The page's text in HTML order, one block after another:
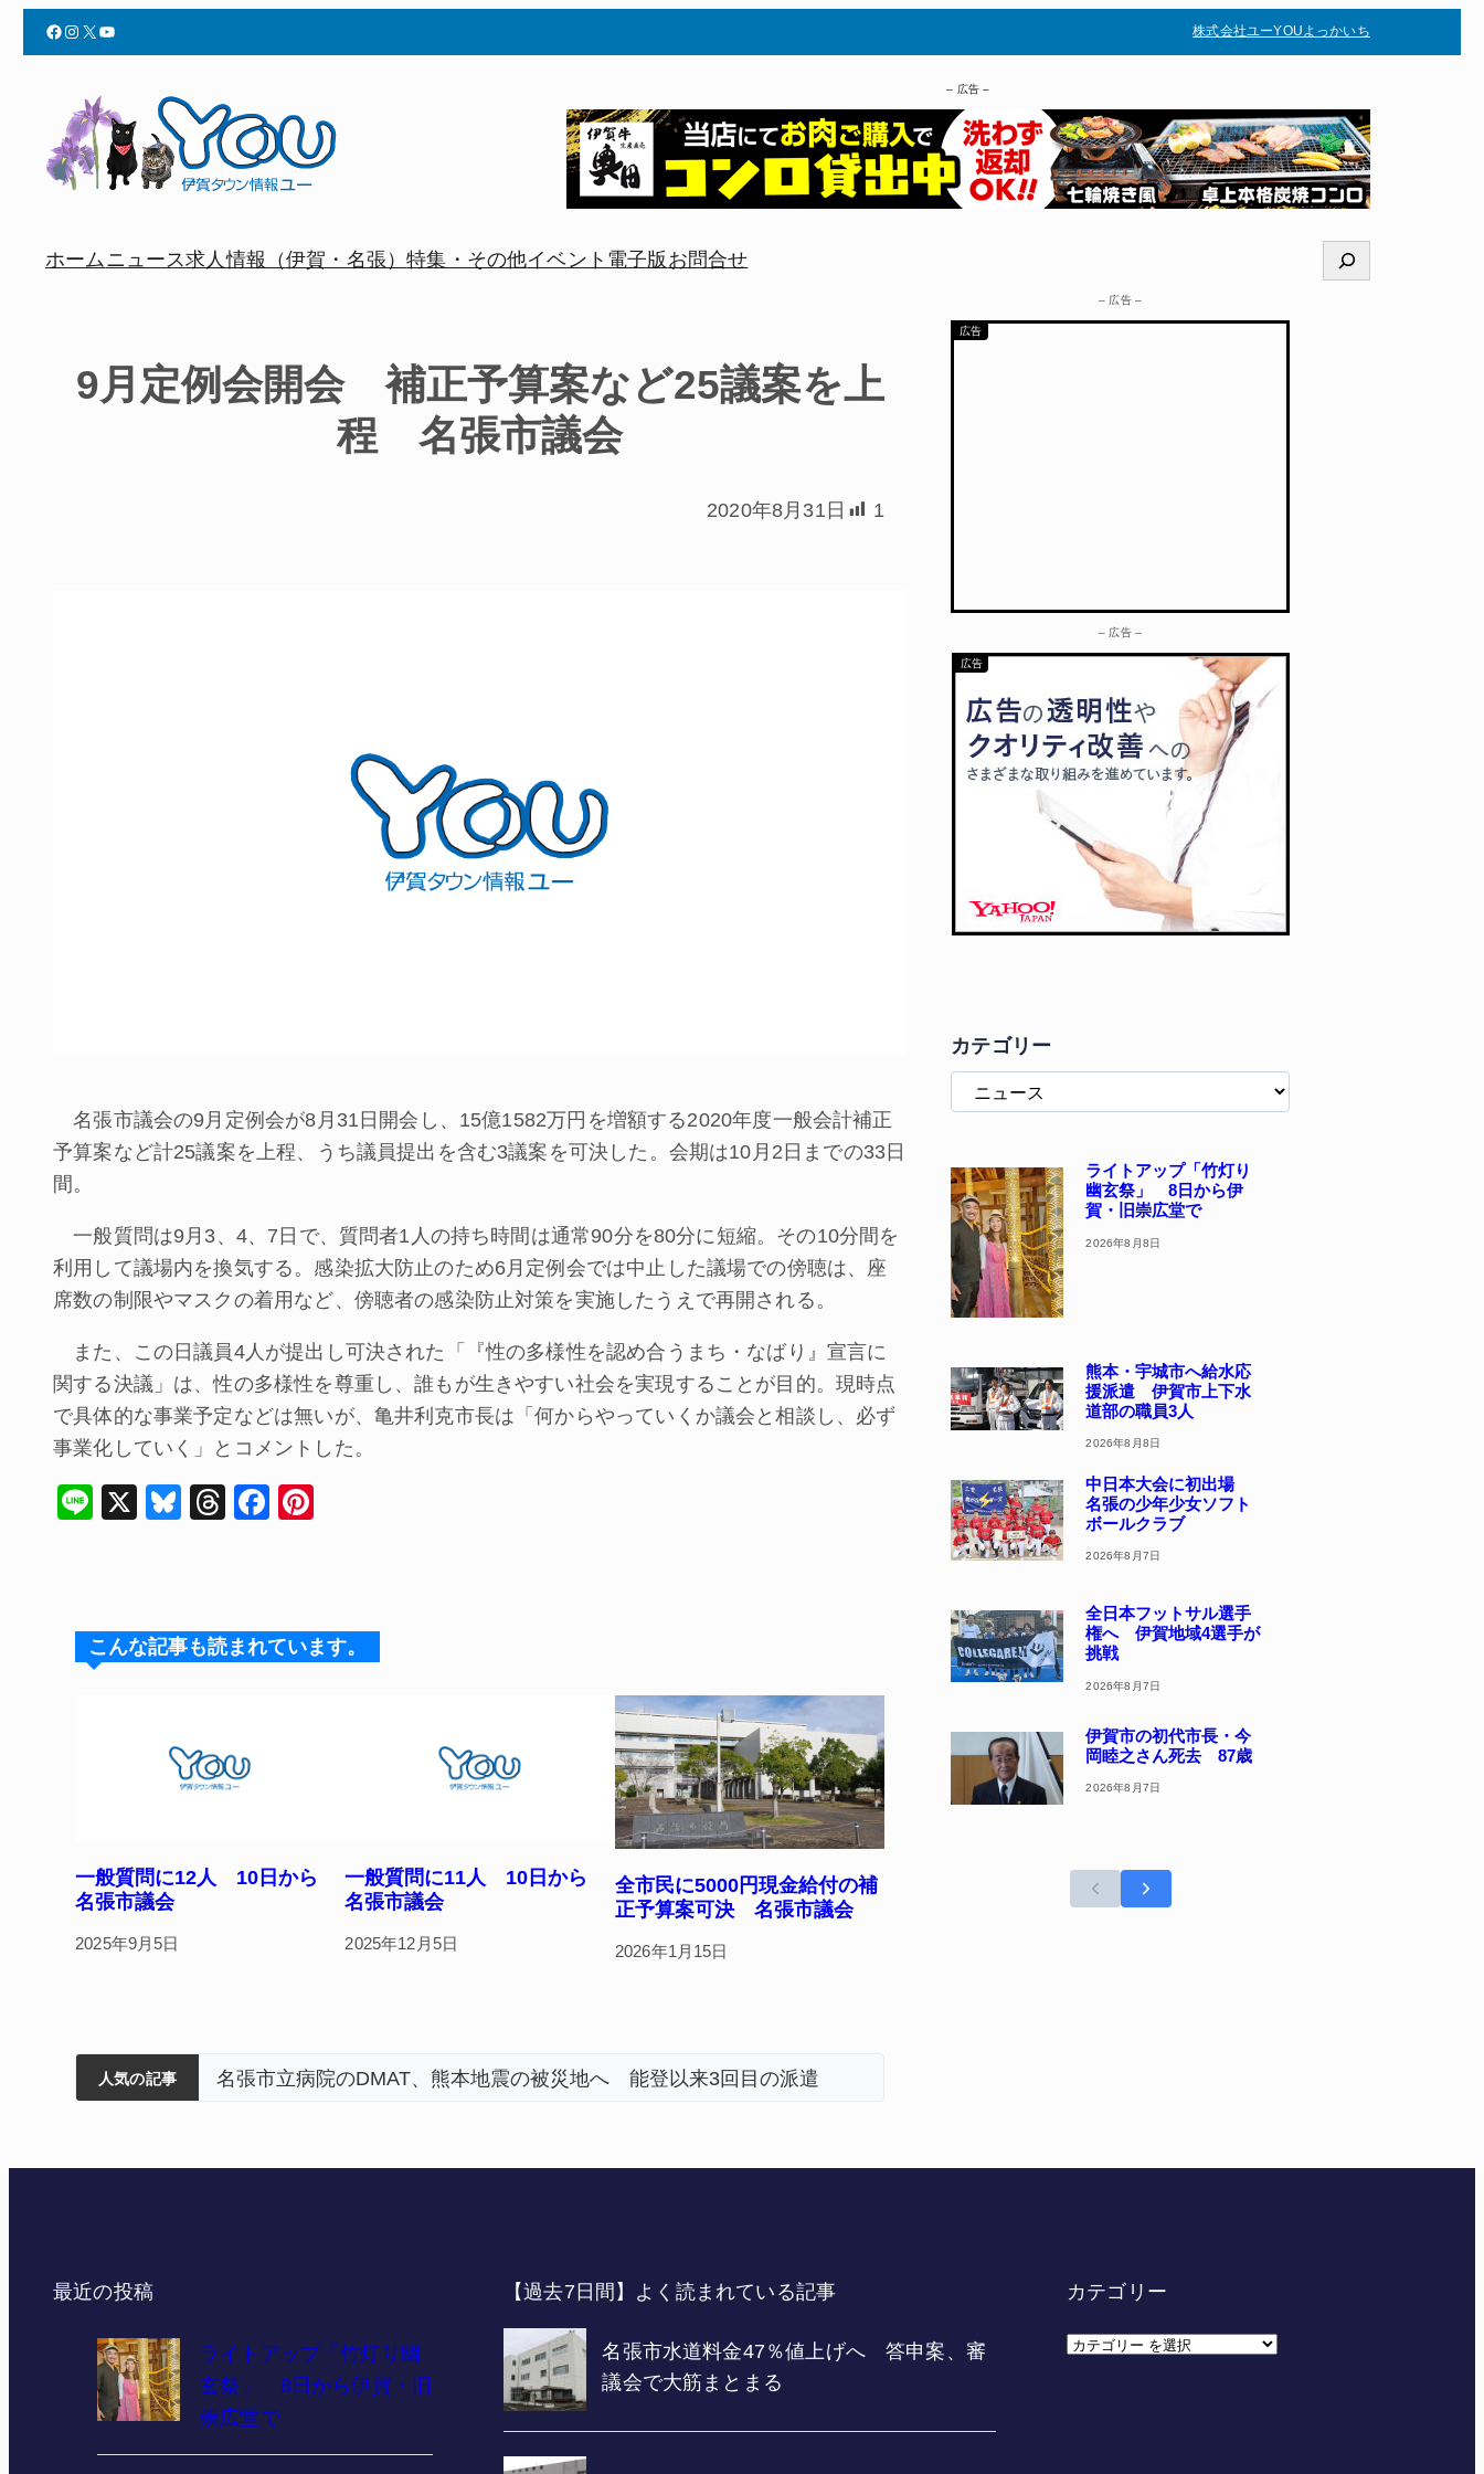
Facebook Instagram X YouTube 株式会社ユーYOUよっかいち
– 広告 –
ホームニュース求人情報（伊賀・名張）特集・その他イベント 電子版 お問合せ
検
索
9月定例会開会 補正予算案など25議案を上
程 名張市議会
2020年8月31日 1
名張市議会の9月定例会が8月31日開会し、15億1582万円を増額する2020年度一般会計補正
予算案など計25議案を上程、うち議員提出を含む3議案を可決した。会期は10月2日までの33日
間。
一般質問は9月3、4、7日で、質問者1人の持ち時間は通常90分を80分に短縮。その10分間を
利用して議場内を換気する。感染拡大防止のため6月定例会では中止した議場での傍聴は、座
席数の制限やマスクの着用など、傍聴者の感染防止対策を実施したうえで再開される。
また、この日議員4人が提出し可決された「『性の多様性を認め合うまち・なばり』宣言に
関する決議」は、性の多様性を尊重し、誰もが生きやすい社会を実現することが目的。現時点
で具体的な事業予定などは無いが、亀井利克市長は「何からやっていくか議会と相談し、必ず
事業化していく」とコメントした。
Li
X
Bl
k
T
d
F
b
st
こんな記事も読まれています。
一般質問に12人 10日から
名張市議会
2025年9月5日
一般質問に11人 10日から
名張市議会
2025年12月5日
全市民に5000円現金給付の補
正予算案可決 名張市議会
2026年1月15日
人気の記事
ィアで清掃 伊賀 名張市立病院のDMAT、熊本地震の被災地へ 能登以来3回目の派遣
– 広告 –
– 広告 –
カテゴリー
ライトアップ「竹灯り
幽玄祭」 8日から伊
賀・旧崇広堂で
2026年8月8日
熊本・宇城市へ給水応
援派遣 伊賀市上下水
道部の職員3人
2026年8月8日
中日本大会に初出場
名張の少年少女ソフト
ボールクラブ
2026年8月7日
全日本フットサル選手
権へ 伊賀地域4選手が
挑戦
2026年8月7日
伊賀市の初代市長・今
岡睦之さん死去 87歳
2026年8月7日
最近の投稿
ライトアップ「竹灯り幽
玄祭」 8日から伊賀・旧
崇広堂で
【過去7日間】よく読まれている記事 カテゴリー
カ